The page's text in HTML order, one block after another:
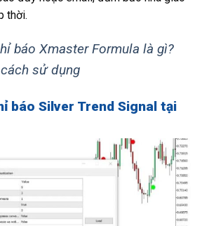
thời.
báo Xmaster Formula là gì?
sử dụng
báo Silver Trend Signal tại